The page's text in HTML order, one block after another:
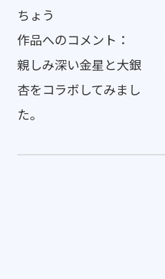
ちょう
作品へのコメント：
親しみ深い金星と大銀
杏をコラボしてみまし
た。